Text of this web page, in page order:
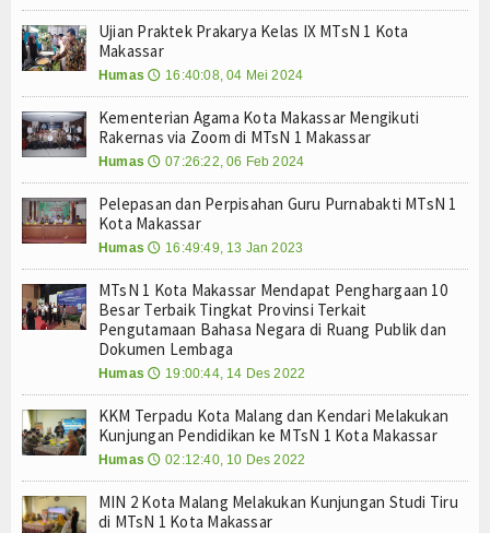
Ekstra Kurikuler
Multi Media
Video
Layanan
Layanan BK
E-Jadwal
Survey Kepuasan Layanan Publik
E-Komite
Lab-IPA
Ujian Praktek Prakarya Kelas IX MTsN 1 Kota
Makassar
Humas 🕔 16:40:08, 04 Mei 2024
Kementerian Agama Kota Makassar Mengikuti
Rakernas via Zoom di MTsN 1 Makassar
Humas 🕔 07:26:22, 06 Feb 2024
Pelepasan dan Perpisahan Guru Purnabakti MTsN 1
Kota Makassar
Humas 🕔 16:49:49, 13 Jan 2023
MTsN 1 Kota Makassar Mendapat Penghargaan 10
Besar Terbaik Tingkat Provinsi Terkait
Pengutamaan Bahasa Negara di Ruang Publik dan
Dokumen Lembaga
Humas 🕔 19:00:44, 14 Des 2022
KKM Terpadu Kota Malang dan Kendari Melakukan
Kunjungan Pendidikan ke MTsN 1 Kota Makassar
Humas 🕔 02:12:40, 10 Des 2022
MIN 2 Kota Malang Melakukan Kunjungan Studi Tiru
di MTsN 1 Kota Makassar